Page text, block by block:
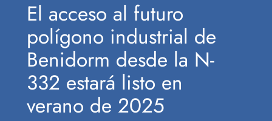
El acceso al futuro
polígono industrial de
Benidorm desde la N-
332 estará listo en
verano de 2025